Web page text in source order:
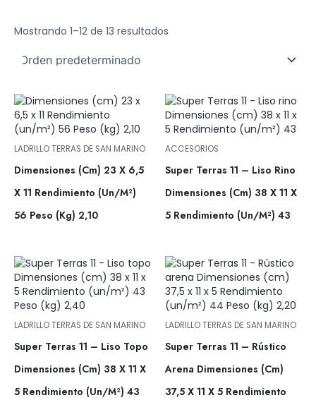
Mostrando 1–12 de 13 resultados
LADRILLO TERRAS DE SAN MARINO
Dimensiones (cm) 23 X 6,5
X 11 Rendimiento (un/m²)
56 Peso (kg) 2,10
ACCESORIOS
Super Terras 11 – Liso Rino
Dimensiones (cm) 38 X 11 X
5 Rendimiento (un/m²) 43
LADRILLO TERRAS DE SAN MARINO
Super Terras 11 – Liso Topo
Dimensiones (cm) 38 X 11 X
5 Rendimiento (un/m²) 43
LADRILLO TERRAS DE SAN MARINO
Super Terras 11 – Rústico
Arena Dimensiones (cm)
37,5 X 11 X 5 Rendimiento